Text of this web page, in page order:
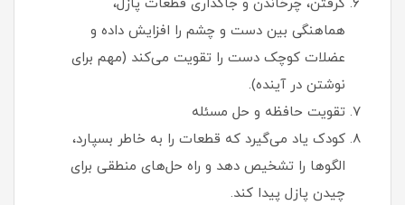
گرفتن، چرخاندن و جاگذاری قطعات پازل،
هماهنگی بین دست و چشم را افزایش داده و
عضلات کوچک دست را تقویت می‌کند (مهم برای
نوشتن در آینده).
تقویت حافظه و حل مسئله
کودک یاد می‌گیرد که قطعات را به خاطر بسپارد،
الگوها را تشخیص دهد و راه‌ حل‌های منطقی برای
چیدن پازل پیدا کند.